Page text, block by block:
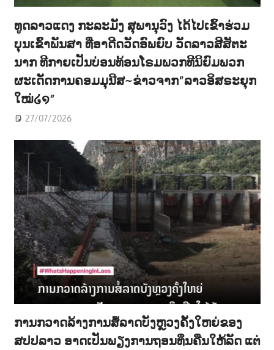
ທູດລາວແດງ ກະລະມັງ ສຸພານຸວົງ ໄດ້ໄປເຂົ້າຮ່ວມ
ບຸນເຂົ້າພັນສາ ທີ່ອາດີດວັດອົພຍົບ ວັດລາວສີສັຕະ
ນາກ ທີກາຍເປັນບ່ອນທ້ອນໂຣມພວກທີນິຍົມພວກ
ຜະເດັດການຄອມມຸນີສ~ຂ່າວຈາກ”ລາວອິສຣະຍຸກ
ໃໝ່໒໑”
27/07/2026
ການກວາດລ້າງການສໍ້ລາດບັງຫຼວງຄັ້ງໃຫຍ່ຂອງ
ສປປລາວ ອາດເປັນພຽງການຖອນທຶນຄືນໃຫ້ລັດ ແຕ່